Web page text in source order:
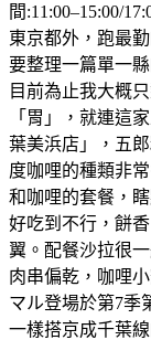
間:11:00–15:00/
東京都外，跑最
要整理一篇單一
目前為止我大概
「胃」，就連這
葉美浜店」，五
度咖哩的種類非
和咖哩的套餐，
好吃到不行，餅
翼。配餐沙拉很
肉串偏乾，咖哩
マル登場於第7季
一樣搭京成千葉